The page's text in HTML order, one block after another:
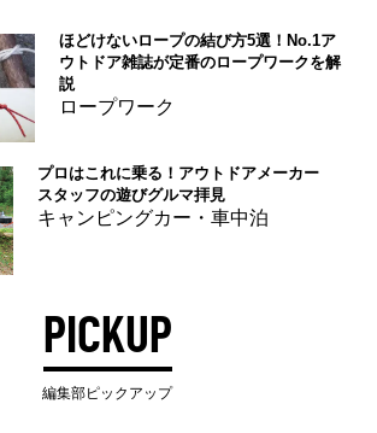
ほどけないロープの結び方5選！No.1ア
ウトドア雑誌が定番のロープワークを解
説
ロープワーク
プロはこれに乗る！アウトドアメーカー
スタッフの遊びグルマ拝見
キャンピングカー・車中泊
PICKUP
編集部ピックアップ